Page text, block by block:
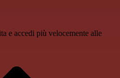
e accedi più velocemente alle